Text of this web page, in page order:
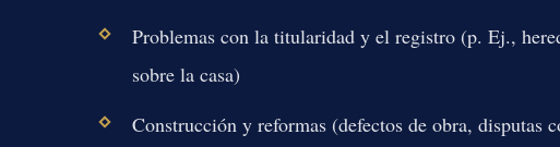
Problemas con la titularidad y el registro (p. Ej.,
sobre la casa)
Construcción y reformas (defectos de obra, disputas